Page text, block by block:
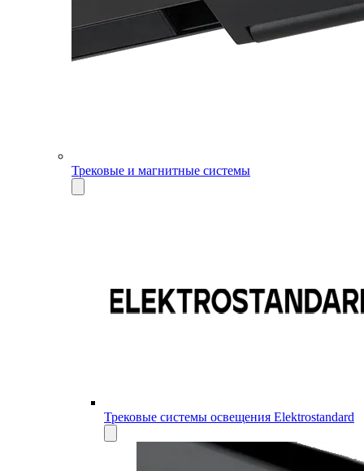
Трековые и магнитные системы
Трековые системы освещения Elektrostandard